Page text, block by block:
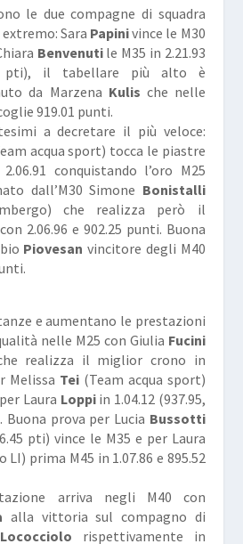
le due compagne di squadra
Sara Papinivince le M30
Benvenutile M35 in 2.21.93
pti), il tabellare più alto è
da Marzena Kulis che nelle
919.01 punti.
a decretare il più veloce:
acqua sport) tocca le piastre
conquistando l’oro M25
dall’M30 Simone Bonistalli
che realizza però il
2.06.96 e 902.25 punti. Buona
Piovesan vincitore degli M40
e aumentano le prestazioni
nelle M25 con Giulia Fucini
realizza il miglior crono in
Melissa Tei(Team acqua sport)
Laura Loppiin 1.04.12 (937.95,
Buona prova per Lucia Bussotti
pti) vince le M35 e per Laura
LI) prima M45 in 1.07.86 e 895.52
arriva negli M40 con
alla vittoria sul compagno di
Lococciolo rispettivamente in